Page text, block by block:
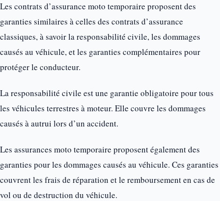
Les contrats d’assurance moto temporaire proposent des
garanties similaires à celles des contrats d’assurance
classiques, à savoir la responsabilité civile, les dommages
causés au véhicule, et les garanties complémentaires pour
protéger le conducteur.
La responsabilité civile est une garantie obligatoire pour tous
les véhicules terrestres à moteur. Elle couvre les dommages
causés à autrui lors d’un accident.
Les assurances moto temporaire proposent également des
garanties pour les dommages causés au véhicule. Ces garanties
couvrent les frais de réparation et le remboursement en cas de
vol ou de destruction du véhicule.